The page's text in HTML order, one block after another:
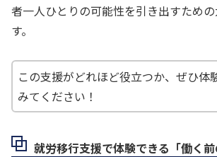
者一人ひとりの可能性を引き出すため
す。
この支援がどれほど役立つか、ぜひ体
みてください！
就労移行支援で体験できる「働く